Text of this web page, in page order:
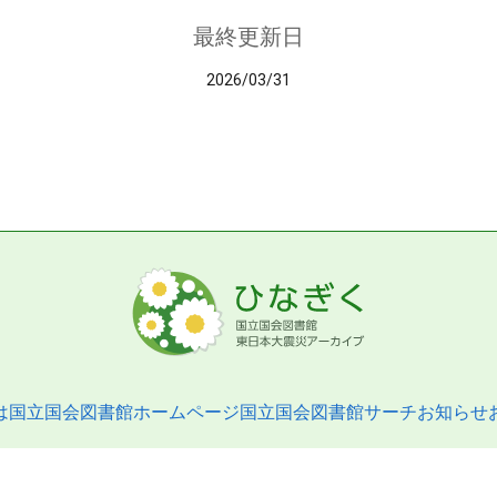
最終更新日
2026/03/31
国立国会図書館ホームページ国立国会図書館サーチお知らせ